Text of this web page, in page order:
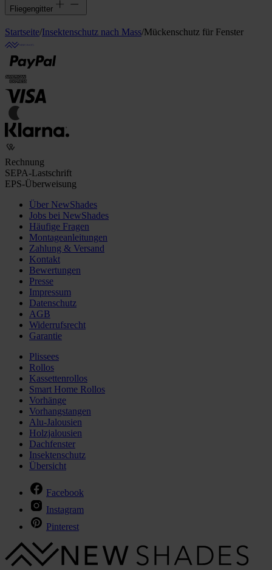
Fliegengitter
Startseite/Insektenschutz nach Mass/Mückenschutz für Fenster
Rechnung
SEPA-Lastschrift
EPS-Überweisung
Über NewShades
Jobs bei NewShades
Häufige Fragen
Montageanleitungen
Zahlung & Versand
Kontakt
Bewertungen
Presse
Impressum
Datenschutz
AGB
Widerrufsrecht
Garantie
Plissees
Rollos
Kassettenrollos
Smart Home Rollos
Vorhänge
Vorhangstangen
Alu-Jalousien
Holzjalousien
Dachfenster
Insektenschutz
Übersicht
Facebook
Instagram
Pinterest